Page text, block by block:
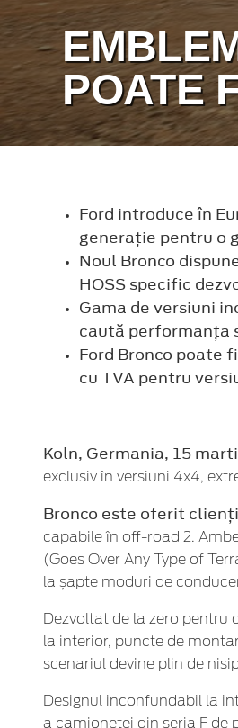
POATE
Ford introduce în
generație pentru o
Noul Bronco
HOSS specific
Gama de versiuni
caută performanța
Ford Bronco poate
cu TVA pentru
Koln, Germania, 15
exclusiv în versiuni 4x4,
Bronco este oferit
capabile în off-road 2.
(Goes Over Any Type of
la șapte moduri de
Dezvoltat de la zero pentru
la interior, puncte de
scenariul devine plin de
Designul inconfundabil la
a camionetei din seria F de